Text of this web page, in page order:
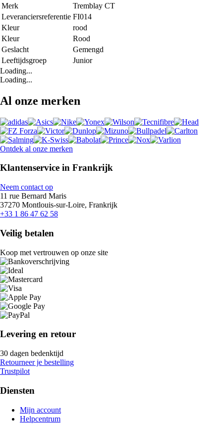
Merk
Tremblay CT
Leveranciersreferentie FI014
Kleur
rood
Kleur
Rood
Geslacht
Gemengd
Leeftijdsgroep
Junior
Loading...
Loading...
Al onze merken
Ontdek al onze merken
Klantenservice in Frankrijk
Neem contact op
11 rue Bernard Maris
37270 Montlouis-sur-Loire, Frankrijk
+33 1 86 47 62 58
Veilig betalen
Koop met vertrouwen op onze site
Levering en retour
30 dagen bedenktijd
Retourneer je bestelling
Trustpilot
Diensten
Mijn account
Helpcentrum